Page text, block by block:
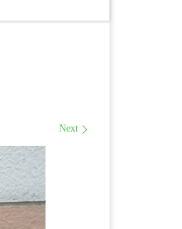
Next